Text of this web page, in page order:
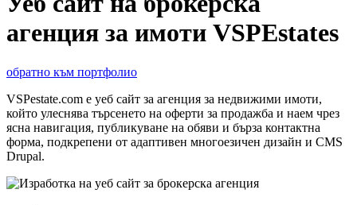
агенция за имоти VSPEstates
обратно към портфолио
VSPestate.com е уеб сайт за агенция за недвижими имоти,
който улеснява търсенето на оферти за продажба и наем чрез
ясна навигация, публикуване на обяви и бърза контактна
форма, подкрепени от адаптивен многоезичен дизайн и CMS
Drupal.